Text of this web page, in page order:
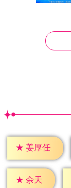
★ 姜厚任
★ 余天